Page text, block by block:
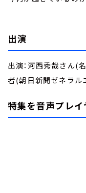
出演
出演：河西秀哉さん(
者(朝日新聞ゼネラル
特集を音声プレイ